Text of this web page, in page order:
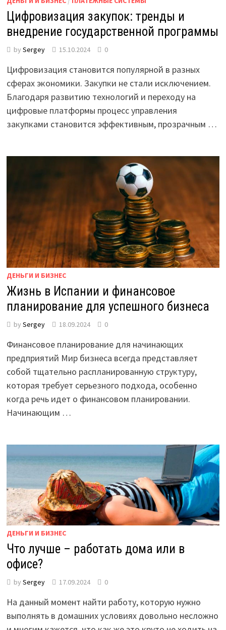
Цифровизация закупок: тренды и
внедрение государственной программы
by Sergey 15.10.2024 0
Цифровизация становится популярной в разных
сферах экономики. Закупки не стали исключением.
Благодаря развитию технологий и переходу на
цифровые платформы процесс управления
закупками становится эффективным, прозрачным …
ДЕНЬГИ И БИЗНЕС
Жизнь в Испании и финансовое
планирование для успешного бизнеса
by Sergey 18.09.2024 0
Финансовое планирование для начинающих
предприятий Мир бизнеса всегда представляет
собой тщательно распланированную структуру,
которая требует серьезного подхода, особенно
когда речь идет о финансовом планировании.
Начинающим …
ДЕНЬГИ И БИЗНЕС
Что лучше – работать дома или в
офисе?
by Sergey 17.09.2024 0
На данный момент найти работу, которую нужно
выполнять в домашних условиях довольно несложно